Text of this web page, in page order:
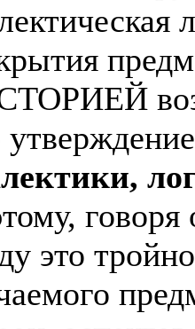
говоря
это